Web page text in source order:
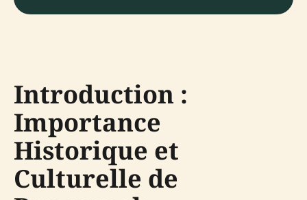
Introduction :
Importance
Historique et
Culturelle de